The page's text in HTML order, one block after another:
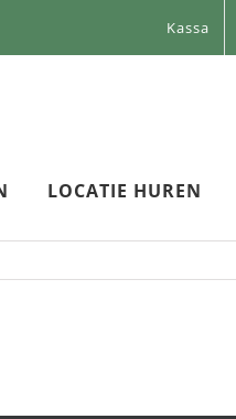
Kassa
LOCATIE HUREN